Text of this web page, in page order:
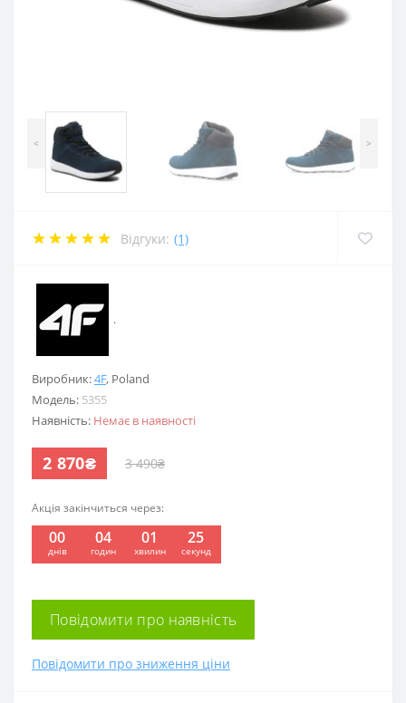
< >
Відгуки: (1)
Виробник:4F, Poland
Модель: 5355
Наявність: Немає в наявності
2 870₴ 3 490₴
Акція закінчиться через:
00
днів
04
годин
01
хвилин
25
секунд
Повідомити про наявність
Повідомити про зниження ціни
.